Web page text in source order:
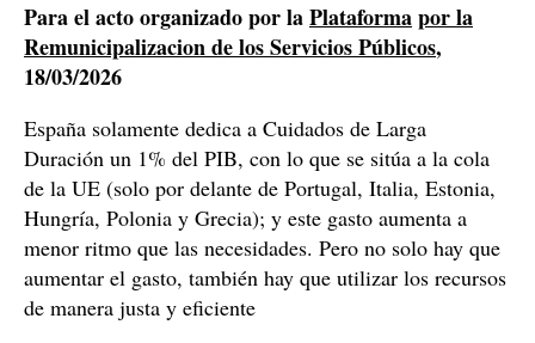
Para el acto organizado por laPlataformapor la
Remunicipalizacion de los Servicios Públicos,
18/03/2026
España solamente dedica a Cuidados de Larga
Duración un 1% del PIB, con lo que se sitúa a la cola
de la UE (solo por delante de Portugal, Italia, Estonia,
Hungría, Polonia y Grecia); y este gasto aumenta a
menor ritmo que las necesidades. Pero no solo hay que
aumentar el gasto, también hay que utilizar los recursos
de manera justa y eficiente